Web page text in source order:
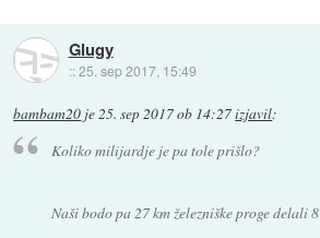
Glugy
::25. sep 2017, 15:49
bambam20 je25. sep 2017 ob 14:27izjavil:
Koliko milijardje je pa tole prišlo?
Naši bodo pa 27 km železniške proge delali